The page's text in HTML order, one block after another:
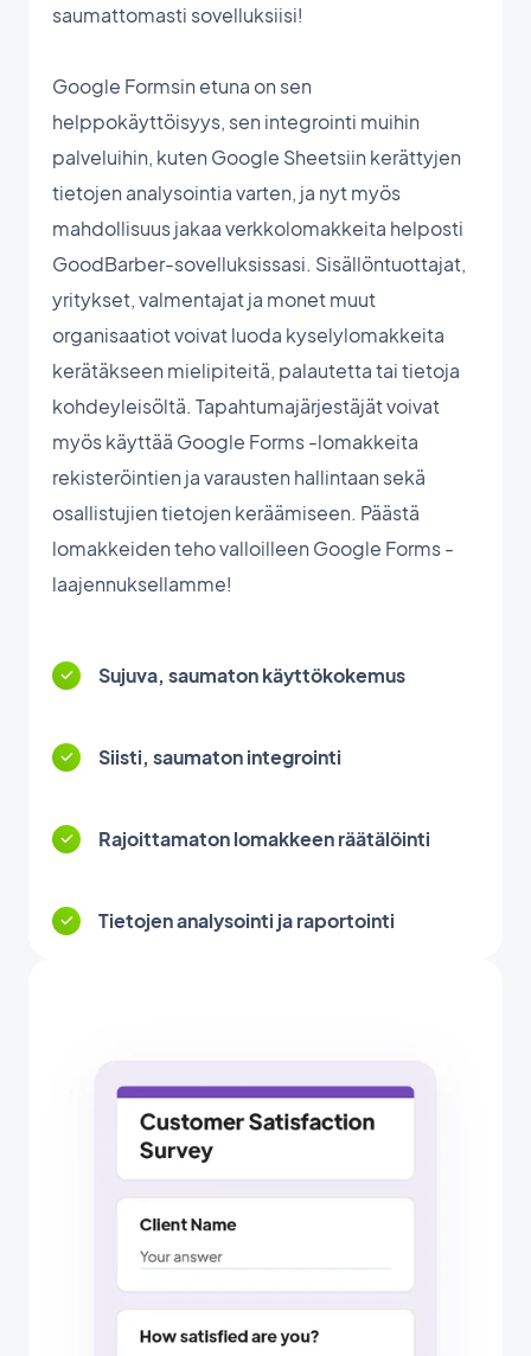
saumattomasti sovelluksiisi!
Google Formsin etuna on sen
helppokäyttöisyys, sen integrointi muihin
palveluihin, kuten Google Sheetsiin kerättyjen
tietojen analysointia varten, ja nyt myös
mahdollisuus jakaa verkkolomakkeita helposti
GoodBarber-sovelluksissasi. Sisällöntuottajat,
yritykset, valmentajat ja monet muut
organisaatiot voivat luoda kyselylomakkeita
kerätäkseen mielipiteitä, palautetta tai tietoja
kohdeyleisöltä. Tapahtumajärjestäjät voivat
myös käyttää Google Forms -lomakkeita
rekisteröintien ja varausten hallintaan sekä
osallistujien tietojen keräämiseen. Päästä
lomakkeiden teho valloilleen Google Forms -
laajennuksellamme!
Sujuva, saumaton käyttökokemus
Siisti, saumaton integrointi
Rajoittamaton lomakkeen räätälöinti
Tietojen analysointi ja raportointi